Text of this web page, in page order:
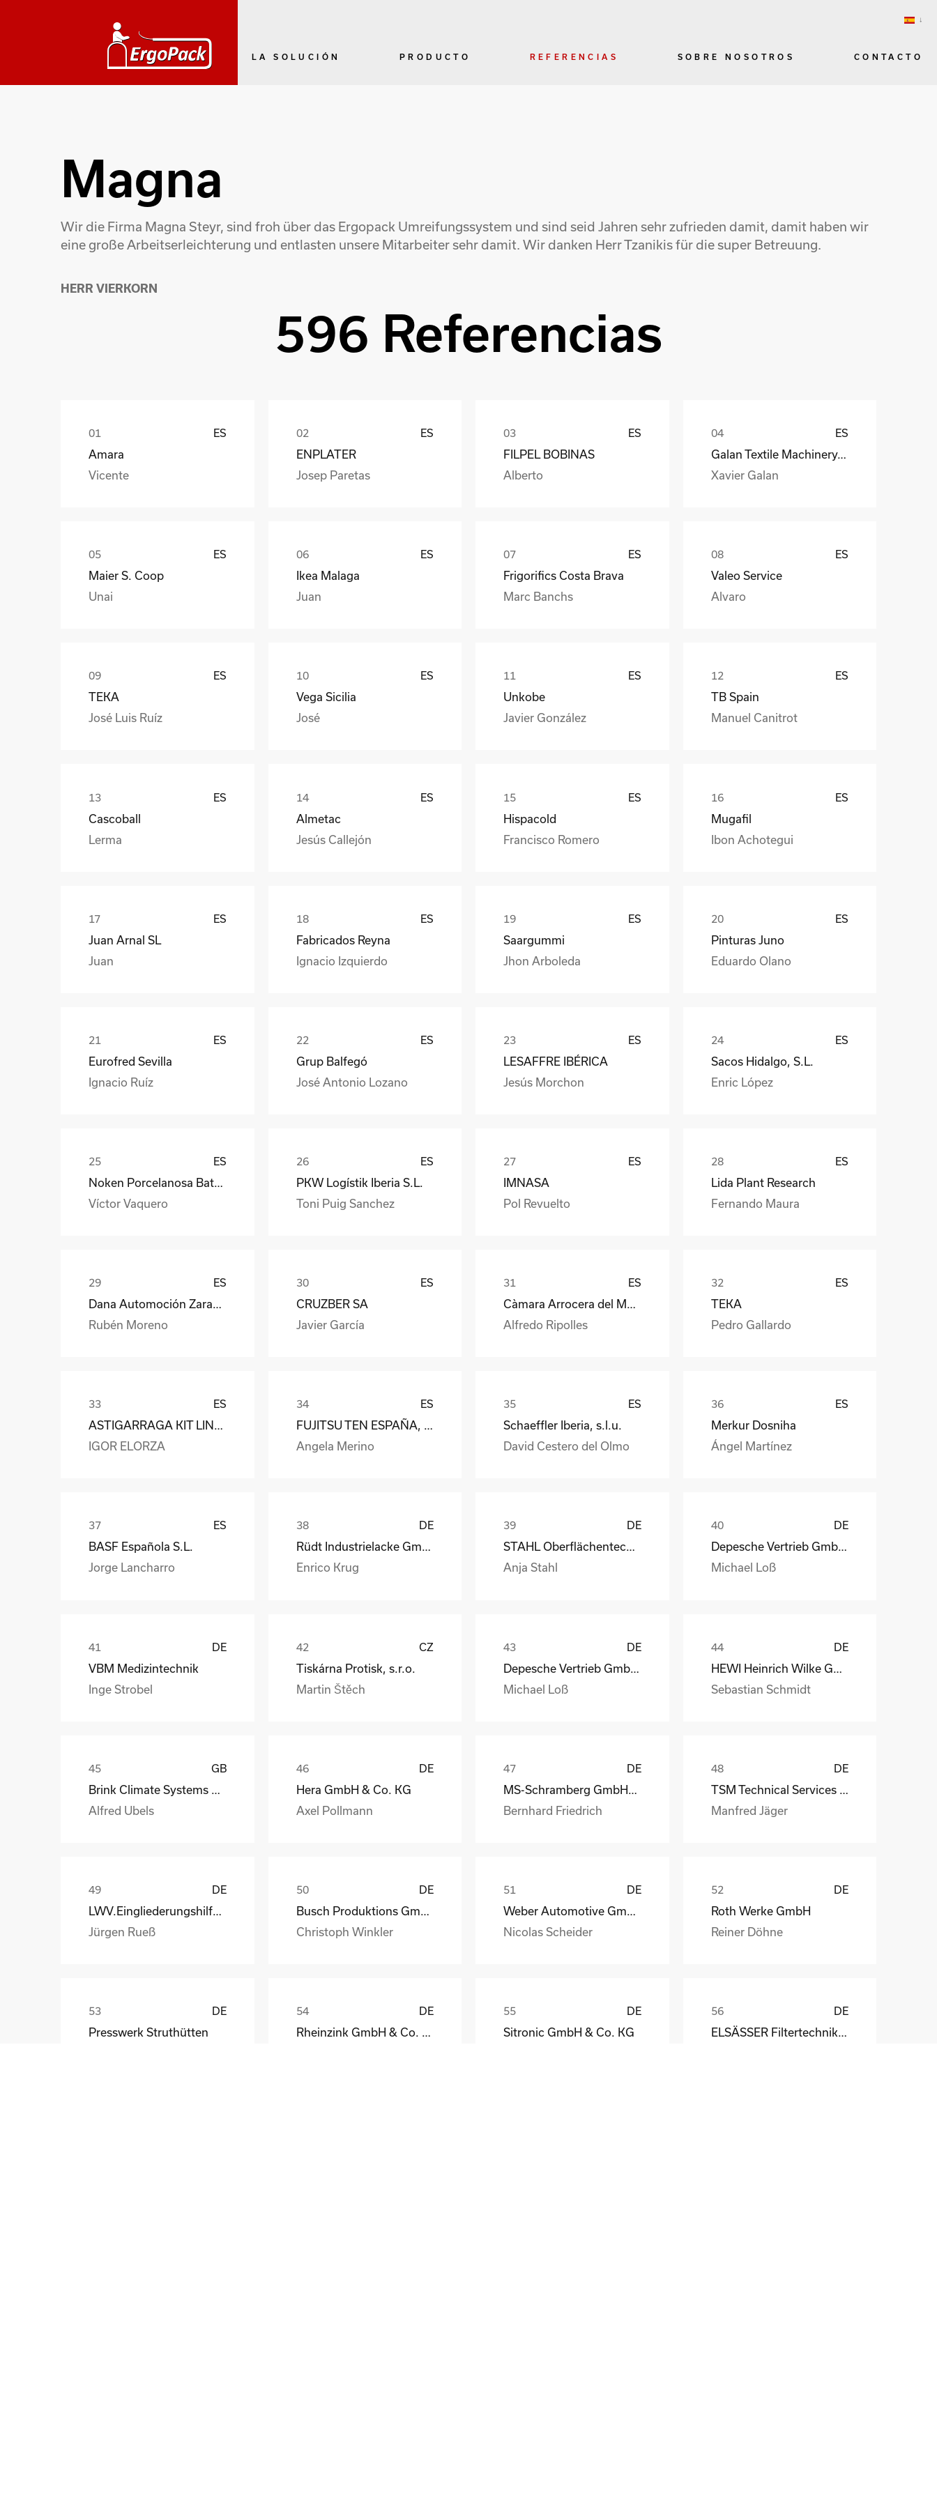
LA SOLUCIÓN PRODUCTO REFERENCIAS SOBRE NOSOTROS CONTACTO
Magna
Wir die Firma Magna Steyr, sind froh über das Ergopack Umreifungssystem und sind seid Jahren sehr zufrieden damit, damit haben wir
eine große Arbeitserleichterung und entlasten unsere Mitarbeiter sehr damit. Wir danken Herr Tzanikis für die super Betreuung.
HERR VIERKORN
596 Referencias
ES
Amara
Vicente
ES
ENPLATER
Josep Paretas
ES
FILPEL BOBINAS
Alberto
ES
Galan Textile Machinery, S.L.
Xavier Galan
ES
Maier S. Coop
Unai
ES
Ikea Malaga
Juan
ES
Frigorifics Costa Brava
Marc Banchs
ES
Valeo Service
Alvaro
ES
TEKA
José Luis Ruíz
ES
Vega Sicilia
José
ES
Unkobe
Javier González
ES
TB Spain
Manuel Canitrot
ES
Cascoball
Lerma
ES
Almetac
Jesús Callejón
ES
Hispacold
Francisco Romero
ES
Mugafil
Ibon Achotegui
ES
Juan Arnal SL
Juan
ES
Fabricados Reyna
Ignacio Izquierdo
ES
Saargummi
Jhon Arboleda
ES
Pinturas Juno
Eduardo Olano
ES
Eurofred Sevilla
Ignacio Ruíz
ES
Grup Balfegó
José Antonio Lozano
ES
LESAFFRE IBÉRICA
Jesús Morchon
ES
Sacos Hidalgo, S.L.
Enric López
ES
Víctor Vaquero
ES
PKW Logístik Iberia S.L.
Toni Puig Sanchez
ES
IMNASA
Pol Revuelto
ES
Lida Plant Research
Fernando Maura
ES
Rubén Moreno
ES
CRUZBER SA
Javier García
ES
Alfredo Ripolles
ES
TEKA
Pedro Gallardo
ES
ASTIGARRAGA KIT LINE S.L.
IGOR ELORZA
ES
FUJITSU TEN ESPAÑA, S.A.
Angela Merino
ES
Schaeffler Iberia, s.l.u.
David Cestero del Olmo
ES
Merkur Dosniha
Ángel Martínez
ES
BASF Española S.L.
Jorge Lancharro
DE
Rüdt Industrielacke GmbH & Co.KG
Enrico Krug
DE
STAHL Oberflächentechnik GmbH
Anja Stahl
DE
Depesche Vertrieb GmbH & Co. KG
Michael Loß
DE
VBM Medizintechnik
Inge Strobel
CZ
Tiskárna Protisk, s.r.o.
Martin Štěch
DE
Michael Loß
DE
Sebastian Schmidt
GB
Alfred Ubels
DE
Hera GmbH & Co. KG
Axel Pollmann
DE
Bernhard Friedrich
DE
Manfred Jäger
DE
Jürgen Rueß
DE
Christoph Winkler
DE
Nicolas Scheider
DE
Roth Werke GmbH
Reiner Döhne
DE
Presswerk Struthütten
DE DE
Sitronic GmbH & Co. KG
DE